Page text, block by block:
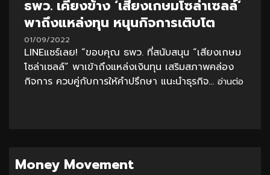
ธพว. เคียงข้าง ‘เสียงเกษมโซล่าเซลล์’
พาถึงแหล่งทุน หนุนกิจการเติบโต
01/09/2022
LINEแชร์เลย! “ขอบคุณ ธพว. ที่สนับสนุน “เสียงเกษม
โซล่าเซลล์” พาเข้าถึงแหล่งเงินทุน เสริมสภาพคล่อง
กิจการ ควบคู่กับการให้คำปรึกษา แนะนำธุรกิจ... อ่านต่อ
Money Movement